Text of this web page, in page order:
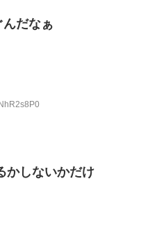
だなぁ
かしないかだけ